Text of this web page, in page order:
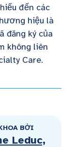
đến các
hiệu là
đăng ký của
không liên
Care.
BỞI
Leduc,